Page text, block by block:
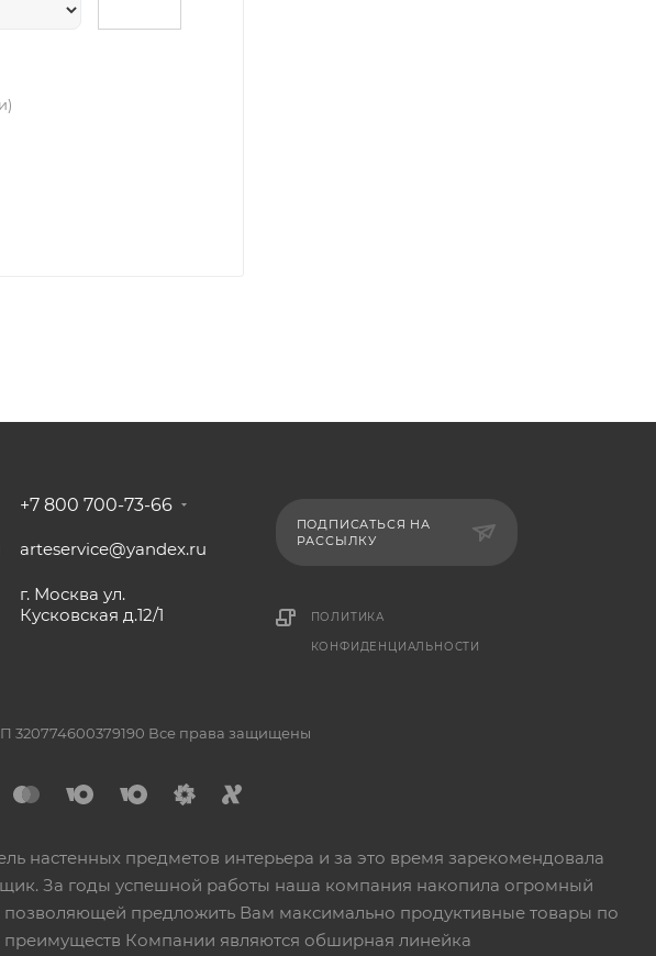
+7 800 700-73-66
arteservice@yandex.ru
г. Москва ул.
Кусковская д.12/1
ПОДПИСАТЬСЯ НА
РАССЫЛКУ
ПОЛИТИКА
КОНФИДЕНЦИАЛЬНОСТИ
Все права защищены
настенных предметов интерьера и за это время зарекомендовала
За годы успешной работы наша компания накопила огромный
предложить Вам максимально продуктивные товары по
Компании являются обширная линейка